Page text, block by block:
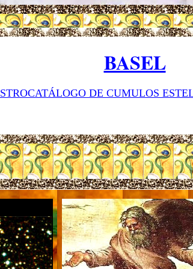
BASEL
DE CUMULOS